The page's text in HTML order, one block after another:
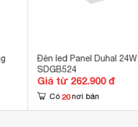
Đèn led Panel Duhal 24W
SDGB524
Giá từ 262.900 đ
Có 20 nơi bán